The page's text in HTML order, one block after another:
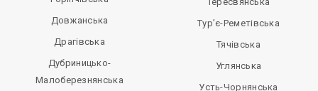
Довжанська
Драгівська
Дубриницько-
Малоберезнянська
Тур’є-Реметівська
Тячівська
Углянська
Усть-Чорнянська